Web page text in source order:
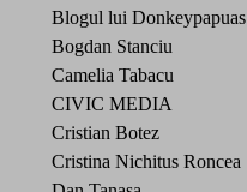
Blogul lui Donkeypapuas
Bogdan Stanciu
Camelia Tabacu
CIVIC MEDIA
Cristian Botez
Cristina Nichitus Roncea